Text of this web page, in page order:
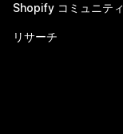
Shopify コミュニティ
リサーチ